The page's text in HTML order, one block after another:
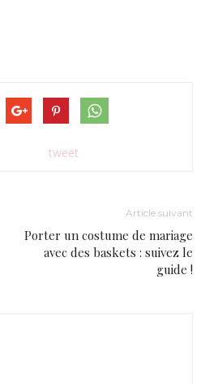
tweet
Article suivant
Porter un costume de mariage
avec des baskets : suivez le
guide !